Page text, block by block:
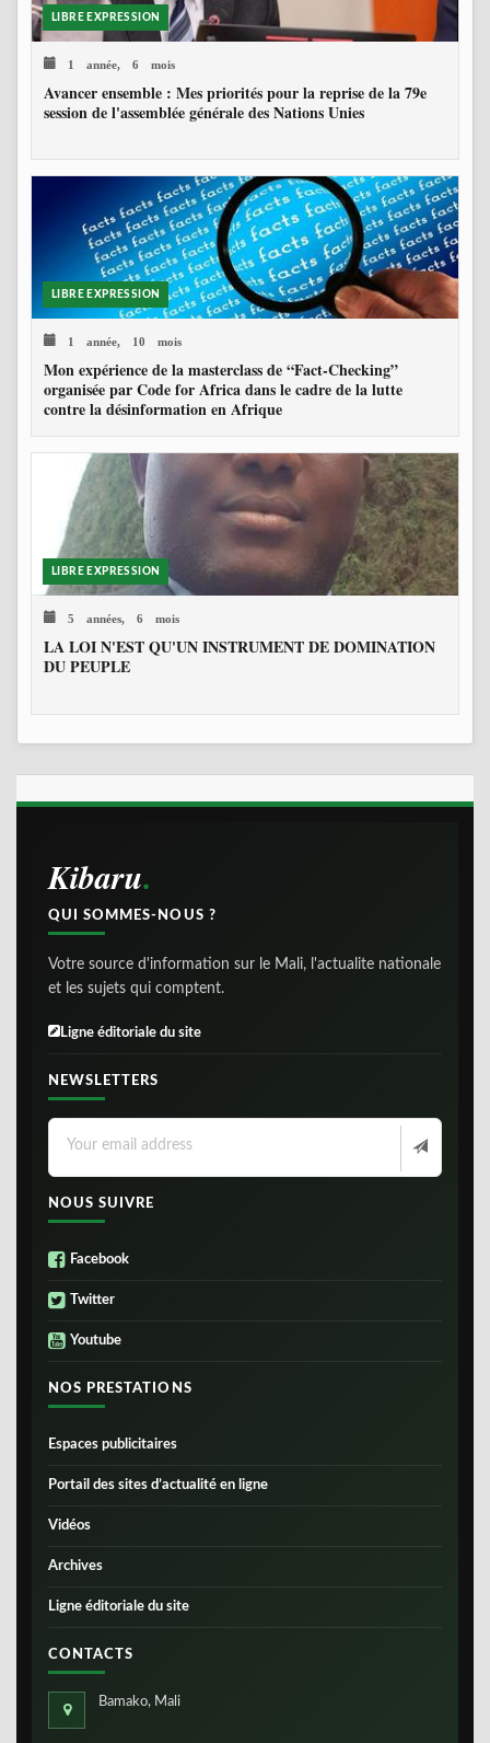
LIBRE EXPRESSION
1 année, 6 mois
Avancer ensemble : Mes priorités pour la reprise de la 79e
session de l'assemblée générale des Nations Unies
LIBRE EXPRESSION
1 année, 10 mois
Mon expérience de la masterclass de “Fact-Checking”
organisée par Code for Africa dans le cadre de la lutte
contre la désinformation en Afrique
LIBRE EXPRESSION
5 années, 6 mois
LA LOI N'EST QU'UN INSTRUMENT DE DOMINATION
DU PEUPLE
Kibaru
QUI SOMMES-NOUS ?
Votre source d'information sur le Mali, l'actualite nationale
et les sujets qui comptent.
Ligne éditoriale du site
NEWSLETTERS
NOUS SUIVRE
Facebook
Twitter
Youtube
NOS PRESTATIONS
Espaces publicitaires
Portail des sites d’actualité en ligne
Vidéos
Archives
Ligne éditoriale du site
CONTACTS
Bamako, Mali